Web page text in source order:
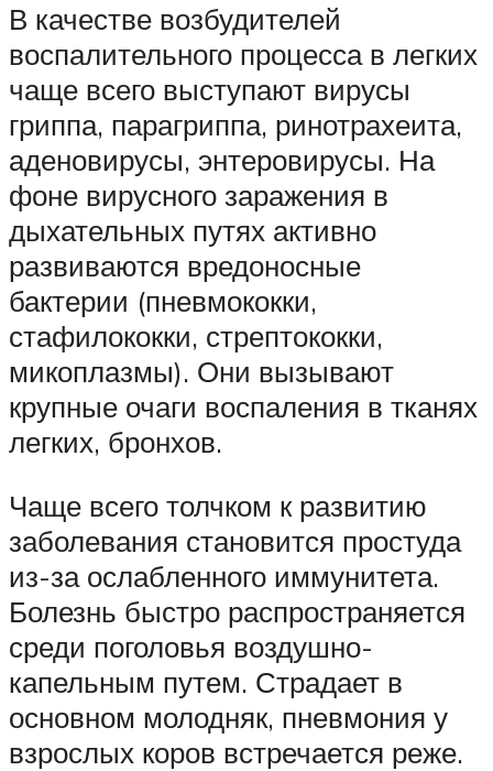
В качестве возбудителей
воспалительного процесса в легких
чаще всего выступают вирусы
гриппа, парагриппа, ринотрахеита,
аденовирусы, энтеровирусы. На
фоне вирусного заражения в
дыхательных путях активно
развиваются вредоносные
бактерии (пневмококки,
стафилококки, стрептококки,
микоплазмы). Они вызывают
крупные очаги воспаления в тканях
легких, бронхов.
Чаще всего толчком к развитию
заболевания становится простуда
из-за ослабленного иммунитета.
Болезнь быстро распространяется
среди поголовья воздушно-
капельным путем. Страдает в
основном молодняк, пневмония у
взрослых коров встречается реже.